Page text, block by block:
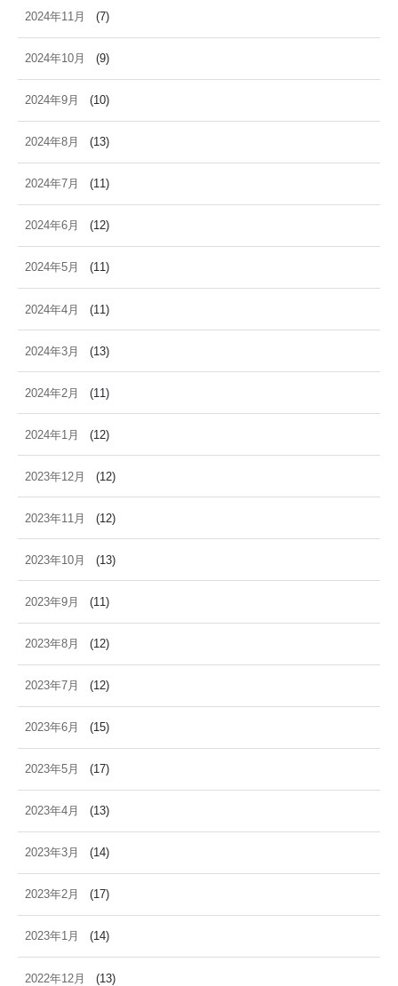
2024年11月 (7)
2024年10月 (9)
2024年9月 (10)
2024年8月 (13)
2024年7月 (11)
2024年6月 (12)
2024年5月 (11)
2024年4月 (11)
2024年3月 (13)
2024年2月 (11)
2024年1月 (12)
2023年12月 (12)
2023年11月 (12)
2023年10月 (13)
2023年9月 (11)
2023年8月 (12)
2023年7月 (12)
2023年6月 (15)
2023年5月 (17)
2023年4月 (13)
2023年3月 (14)
2023年2月 (17)
2023年1月 (14)
2022年12月 (13)